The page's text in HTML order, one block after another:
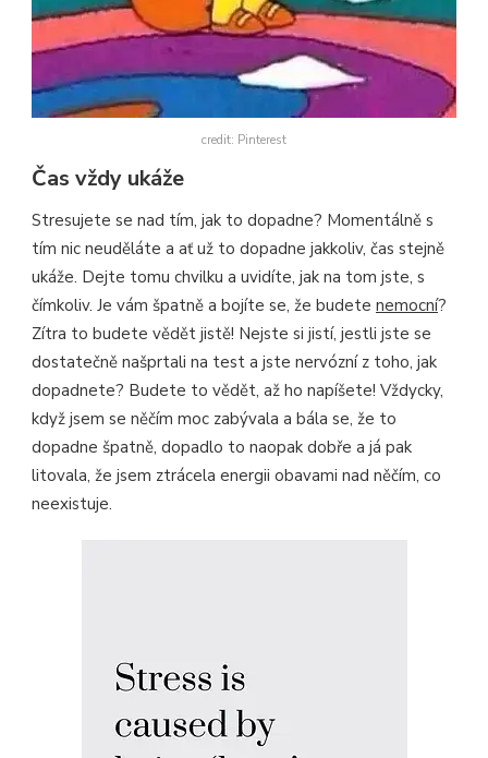
credit: Pinterest
Čas vždy ukáže
Stresujete se nad tím, jak to dopadne? Momentálně s
tím nic neuděláte a ať už to dopadne jakkoliv, čas stejně
ukáže. Dejte tomu chvilku a uvidíte, jak na tom jste, s
čímkoliv. Je vám špatně a bojíte se, že budete nemocní?
Zítra to budete vědět jistě! Nejste si jistí, jestli jste se
dostatečně našprtali na test a jste nervózní z toho, jak
dopadnete? Budete to vědět, až ho napíšete! Vždycky,
když jsem se něčím moc zabývala a bála se, že to
dopadne špatně, dopadlo to naopak dobře a já pak
litovala, že jsem ztrácela energii obavami nad něčím, co
neexistuje.